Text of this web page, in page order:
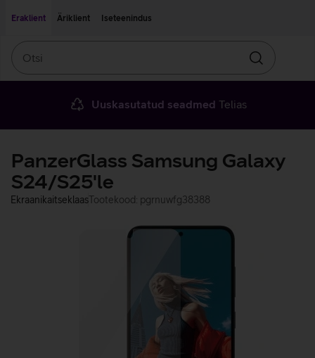
Eraklient
Äriklient Iseteenindus
Otsin
Uuskasutatud seadmed Telias
PanzerGlass Samsung Galaxy
S24/S25'le
EkraanikaitseklaasTootekood: pgrnuwfg38388